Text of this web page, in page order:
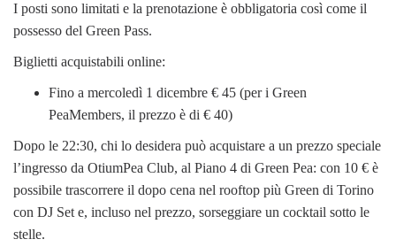
I posti sono limitati e la prenotazione è obbligatoria così come il
possesso del Green Pass.
Biglietti acquistabili online:
Fino a mercoledì 1 dicembre € 45 (per i Green
PeaMembers, il prezzo è di € 40)
Dopo le 22:30, chi lo desidera può acquistare a un prezzo speciale
l’ingresso da OtiumPea Club, al Piano 4 di Green Pea: con 10 € è
possibile trascorrere il dopo cena nel rooftop più Green di Torino
con DJ Set e, incluso nel prezzo, sorseggiare un cocktail sotto le
stelle.